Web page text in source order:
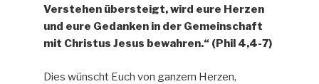
Verstehen übersteigt, wird eure Herzen
und eure Gedanken in der Gemeinschaft
mit Christus Jesus bewahren.“ (Phil 4,4-7)
Dies wünscht Euch von ganzem Herzen,